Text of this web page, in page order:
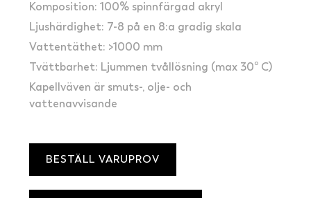
Komposition: 100% spinnfärgad akryl
Ljushärdighet: 7-8 på en 8:a gradig skala
Vattentäthet: >1000 mm
Tvättbarhet: Ljummen tvållösning (max 30º C)
Kapellväven är smuts-, olje- och
vattenavvisande
BESTÄLL VARUPROV